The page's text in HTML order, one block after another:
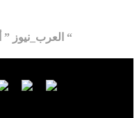
#العرب_نيوز ” أخبار العرب كل العرب “